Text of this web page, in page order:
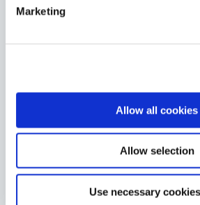
Marketing
Allow all cookies
Allow selection
Use necessary
9906-AA
BlueWave AX-550 V2.0
Système tout-en-un haute intensité
LED silencieux et efficace. Ce
contrôleur, un émetteur et une
dans une conception compacte
Global (CE Marked)